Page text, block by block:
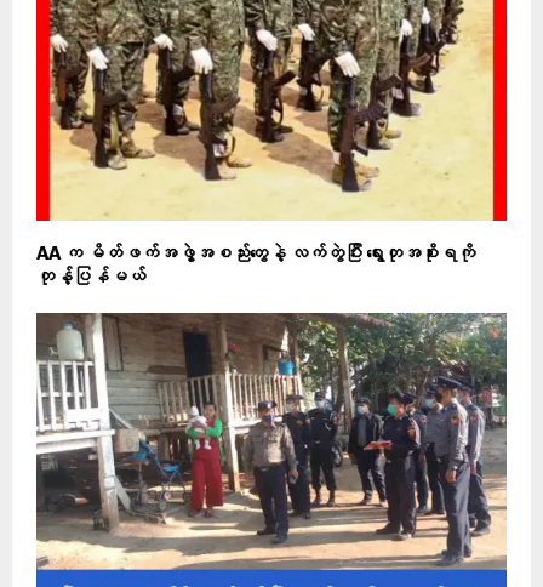
AA က မိတ်ဖက်အဖွဲ့အစည်းတွေနဲ့ လက်တွဲပြီး ရွေးတုအစိုးရကို
တုန့်ပြန်မယ်